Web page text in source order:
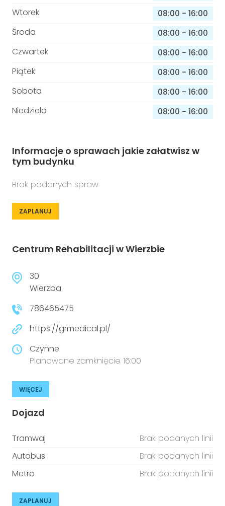
Wtorek
08:00 - 16:00
Środa
08:00 - 16:00
Czwartek
08:00 - 16:00
Piątek
08:00 - 16:00
Sobota
08:00 - 16:00
Niedziela
08:00 - 16:00
Informacje o sprawach jakie załatwisz w
tym budynku
Brak podanych spraw
ZAPLANUJ
Centrum Rehabilitacji w Wierzbie
30
Wierzba
786465475
https://grmedical.pl/
Czynne
Planowane zamknięcie 16:00
WIĘCEJ
Dojazd
Tramwaj
Brak podanych linii
Autobus
Brak podanych linii
Metro
Brak podanych linii
ZAPLANUJ